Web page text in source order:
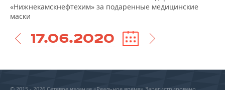
«Нижнекамскнефтехим» за подаренные медицинские
маски
17.06.2020